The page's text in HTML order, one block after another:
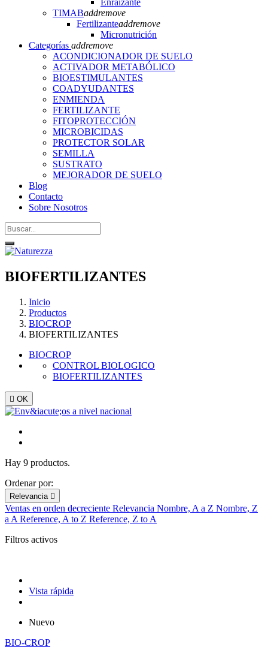
Enraizante
TIMABaddremove
Fertilizanteaddremove
Micronutrición
Categorías addremove
ACONDICIONADOR DE SUELO
ACTIVADOR METABÓLICO
BIOESTIMULANTES
COADYUDANTES
ENMIENDA
FERTILIZANTE
FITOPROTECCIÓN
MICROBICIDAS
PROTECTOR SOLAR
SEMILLA
SUSTRATO
MEJORADOR DE SUELO
Blog
Contacto
Sobre Nosotros
BIOFERTILIZANTES
Inicio
Productos
BIOCROP
BIOFERTILIZANTES
BIOCROP
CONTROL BIOLOGICO
BIOFERTILIZANTES
 OK
Hay 9 productos.
Ordenar por:
Relevancia 
Ventas en orden decreciente Relevancia Nombre, A a Z Nombre, Z
a A Reference, A to Z Reference, Z to A
Filtros activos
Vista rápida
Nuevo
BIO-CROP